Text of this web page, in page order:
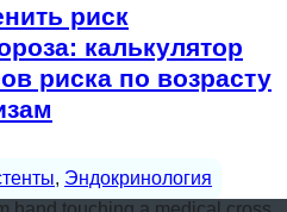
риск
калькулятор
риска по возрасту
, Эндокринология